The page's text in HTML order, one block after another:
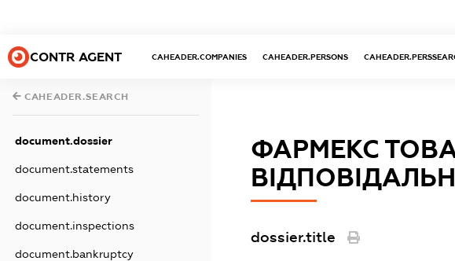
CONTR AGENT CAHEADER.COMPANIES CAHEADER.PERSONS
CAHEADER.SEARCH
document.dossier
document.statements
document.history
document.inspections
document.bankruptcy
ФАРМЕКС
dossier.title